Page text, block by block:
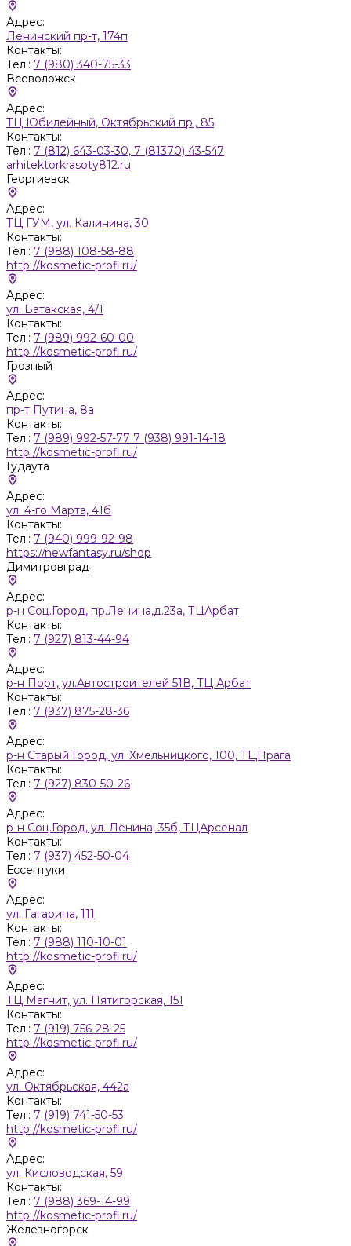
Адрес:
Ленинский пр-т, 174п
Контакты:
Тел.: 7 (980) 340-75-33
Всеволожск
Адрес:
ТЦ Юбилейный, Октябрьский пр., 85
Контакты:
Тел.: 7 (812) 643-03-30, 7 (81370) 43-547
arhitektorkrasoty812.ru
Георгиевск
Адрес:
ТЦ ГУМ, ул. Калинина, 30
Контакты:
Тел.: 7 (988) 108-58-88
http://kosmetic-profi.ru/
Адрес:
ул. Батакская, 4/1
Контакты:
Тел.: 7 (989) 992-60-00
http://kosmetic-profi.ru/
Грозный
Адрес:
пр-т Путина, 8а
Контакты:
Тел.: 7 (989) 992-57-77 7 (938) 991-14-18
http://kosmetic-profi.ru/
Гудаута
Адрес:
ул. 4-го Марта, 41б
Контакты:
Тел.: 7 (940) 999-92-98
https://newfantasy.ru/shop
Димитровград
Адрес:
р-н Соц.Город, пр.Ленина,д.23а, ТЦАрбат
Контакты:
Тел.: 7 (927) 813-44-94
Адрес:
р-н Порт, ул.Автостроителей 51В, ТЦ Арбат
Контакты:
Тел.: 7 (937) 875-28-36
Адрес:
р-н Старый Город, ул. Хмельницкого, 100, ТЦПрага
Контакты:
Тел.: 7 (927) 830-50-26
Адрес:
р-н Соц.Город, ул. Ленина, 35б, ТЦАрсенал
Контакты:
Тел.: 7 (937) 452-50-04
Ессентуки
Адрес:
ул. Гагарина, 111
Контакты:
Тел.: 7 (988) 110-10-01
http://kosmetic-profi.ru/
Адрес:
ТЦ Магнит, ул. Пятигорская, 151
Контакты:
Тел.: 7 (919) 756-28-25
http://kosmetic-profi.ru/
Адрес:
ул. Октябрьская, 442а
Контакты:
Тел.: 7 (919) 741-50-53
http://kosmetic-profi.ru/
Адрес:
ул. Кисловодская, 59
Контакты:
Тел.: 7 (988) 369-14-99
http://kosmetic-profi.ru/
Железногорск